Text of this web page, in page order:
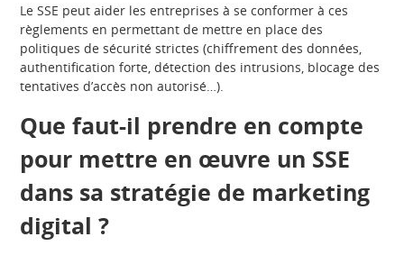
Le SSE peut aider les entreprises à se conformer à ces
règlements en ​permettant de mettre en place des
politiques de sécurité strictes (chiffrement des données,
authentification forte, détection des intrusions, blocage des
tentatives d’accès non autorisé…).
Que faut-il prendre en compte
pour mettre en œuvre un SSE
dans sa stratégie de marketing
digital ?